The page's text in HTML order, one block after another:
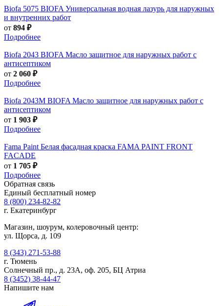
Biofa 5075 BIOFA Универсальная водная лазурь для наружных
и внутренних работ
от 894 ₽
Подробнее
Biofa 2043 BIOFA Масло защитное для наружных работ с
антисептиком
от 2 060 ₽
Подробнее
Biofa 2043M BIOFA Масло защитное для наружных работ с
антисептиком
от 1 903 ₽
Подробнее
Fama Paint Белая фасадная краска FAMA PAINT FRONT
FACADE
от 1 705 ₽
Подробнее
Обратная связь
Единый бесплатный номер
8 (800) 234-82-82
г. Екатеринбург
Магазин, шоурум, колеровочный центр:
ул. Щорса, д. 109
8 (343) 271-53-88
г. Тюмень
Солнечный пр., д. 23А, оф. 205, БЦ Атриа
8 (3452) 38-44-47
Напишите нам